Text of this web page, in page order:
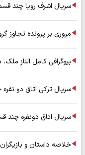
سریال اشرف رویا چند
مروری بر پرونده تجاوز
بیوگرافی کامل الناز
سریال ترکی اتاق دو
سریال اتاق دونفره
خلاصه داستان و